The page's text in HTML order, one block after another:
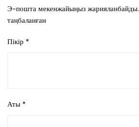
Э-пошта мекенжайыңыз жарияланбайды.
таңбаланған
Пікір *
Аты *